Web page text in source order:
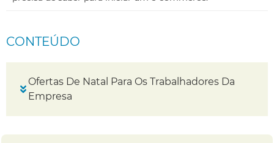
CONTEÚDO
Ofertas De Natal Para Os Trabalhadores Da
Empresa